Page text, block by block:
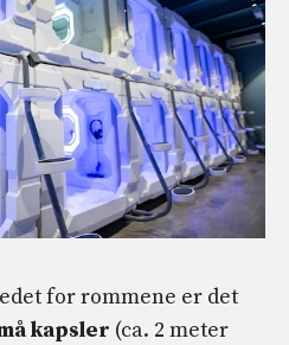
for rommene er det
kapsler (ca. 2 meter